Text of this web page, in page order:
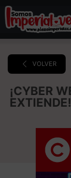
VOLVER
¡CYBER
EXTIENDE!